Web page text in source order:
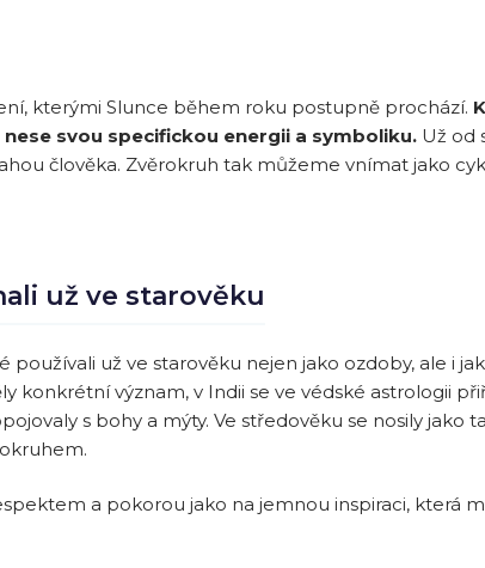
kterými Slunce během roku postupně prochází.
svou specifickou energii a symboliku. Už od
člověka. Zvěrokruh tak můžeme vnímat jako
už ve starověku
používali už ve starověku nejen jako ozdoby, ale i
konkrétní význam, v Indii se ve védské astrologii
s bohy a mýty. Ve středověku se nosily jako
a pokorou jako na jemnou inspiraci, která